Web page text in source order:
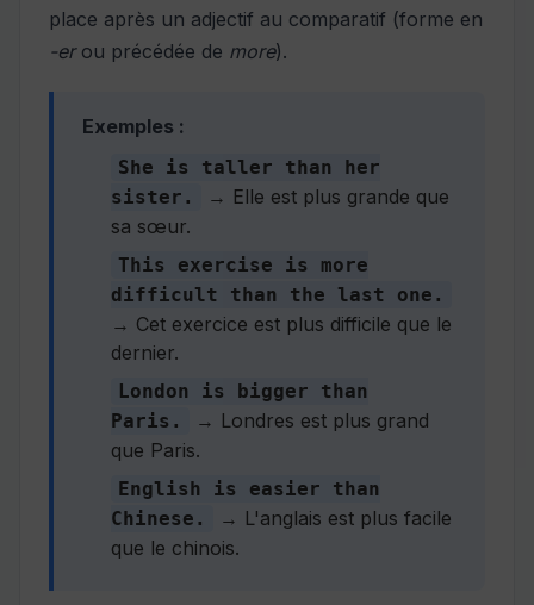
place après un adjectif au comparatif (forme en
-erou précédée de more).
Exemples :
She is taller than her
sister.
→ Elle est plus grande que
sa sœur.
This exercise is more
difficult than the last one.
→ Cet exercice est plus difficile que le
dernier.
London is bigger than
Paris.
→ Londres est plus grand
que Paris.
English is easier than
Chinese.
→ L'anglais est plus facile
que le chinois.